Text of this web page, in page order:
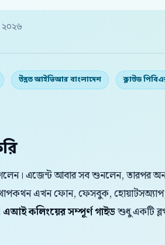
উন্নত আইভিআর বাংলাদেশ ক্লাউড
এজেন্ট আবার সব শুনলেন, তারপর
এখন ফোন, ফেসবুক,
এআই কলিংয়ের সম্পূর্ণ গাইডশুধু একটি